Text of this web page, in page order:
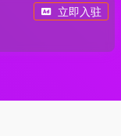
立即入驻